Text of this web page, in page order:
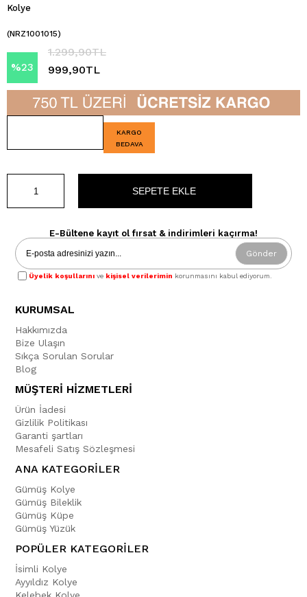
Kolye
(NRZ1001015)
%23
İndirim
1.299,90TL
999,90TL
KARGO
BEDAVA
E-Bültene kayıt ol fırsat & indirimleri kaçırma!
Gönder
Üyelik koşullarını ve kişisel verilerimin korunmasını kabul ediyorum.
KURUMSAL
Hakkımızda
Bize Ulaşın
Sıkça Sorulan Sorular
Blog
MÜŞTERİ HİZMETLERİ
Ürün İadesi
Gizlilik Politikası
Garanti şartları
Mesafeli Satış Sözleşmesi
ANA KATEGORİLER
Gümüş Kolye
Gümüş Bileklik
Gümüş Küpe
Gümüş Yüzük
POPÜLER KATEGORİLER
İsimli Kolye
Ayyıldız Kolye